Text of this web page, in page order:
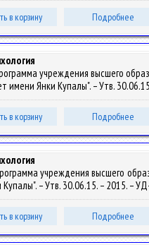
в корзину Подробнее
учреждения высшего
имени Янки Купалы". – Утв.
в корзину Подробнее
учреждения высшего
– Утв. 30.06.15. – 2015. –
в корзину Подробнее